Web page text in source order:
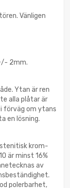
Vänligen
2mm.
Ytan är ren
alla plåtar är
förväg om ytans
en lösning.
krom-
är minst 16%
av
polerbarhet,